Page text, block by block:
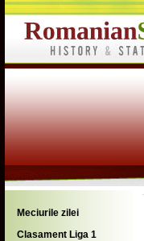
Meciurile zilei
Clasament Liga 1